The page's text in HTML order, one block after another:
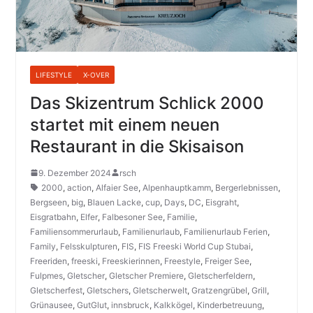
LIFESTYLE X-OVER
Das Skizentrum Schlick 2000
startet mit einem neuen
Restaurant in die Skisaison
9. Dezember 2024
rsch
2000, action, Alfaier See, Alpenhauptkamm, Bergerlebnissen,
Bergseen, big, Blauen Lacke, cup, Days, DC, Eisgraht,
Eisgratbahn, Elfer, Falbesoner See, Familie,
Familiensommerurlaub, Familienurlaub, Familienurlaub Ferien,
Family, Felsskulpturen, FIS, FIS Freeski World Cup Stubai,
Freeriden, freeski, Freeskierinnen, Freestyle, Freiger See,
Fulpmes, Gletscher, Gletscher Premiere, Gletscherfeldern,
Gletscherfest, Gletschers, Gletscherwelt, Gratzengrübel, Grill,
Grünausee, GutGlut, innsbruck, Kalkkögel, Kinderbetreuung,